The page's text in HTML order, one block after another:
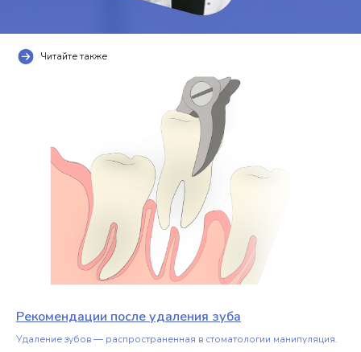
Читайте также
Рекомендации после удаления зуба
Удаление зубов — распространенная в стоматологии манипуляция.